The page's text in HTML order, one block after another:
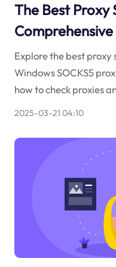
The Best Proxy
Explore the best
Windows SOCKS5
how to check proxies
2025-03-21 04:10